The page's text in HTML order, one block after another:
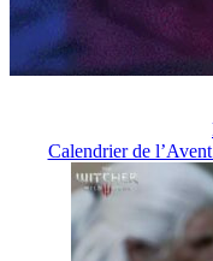
Calendrier de